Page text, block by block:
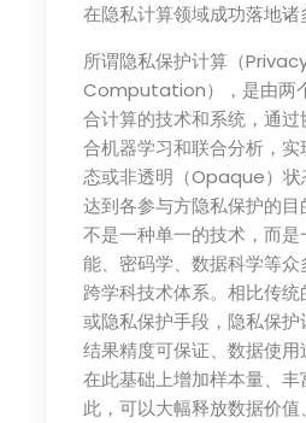
在隐私计算领域成功落地诸
所谓隐私保护计算（
Computation），是由两
合计算的技术和系统，通
合机器学习和联合分析，
态或非透明（Opaque）状
达到各参与方隐私保护的
不是一种单一的技术，而
能、密码学、数据科学等
跨学科技术体系。相比传
或隐私保护手段，隐私保
结果精度可保证、数据使
在此基础上增加样本量、
此，可以大幅释放数据价